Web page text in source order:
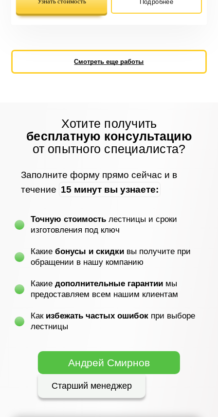
Подробнее
Смотреть еще работы
Хотите получить
бесплатную консультацию
от опытного специалиста?
Заполните форму прямо сейчас и в
течение 15 минут вы узнаете:
Точную стоимость лестницы и сроки
изготовления под ключ
Какие бонусы и скидки вы получите при
обращении в нашу компанию
Какие дополнительные гарантии мы
предоставляем всем нашим клиентам
Какизбежать частых ошибок при выборе
лестницы
Андрей Смирнов
Старший менеджер